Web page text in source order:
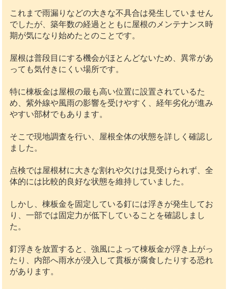
これまで雨漏りなどの大きな不具合は発生していません
でしたが、築年数の経過とともに屋根のメンテナンス時
期が気になり始めたとのことです。
屋根は普段目にする機会がほとんどないため、異常があ
っても気付きにくい場所です。
特に棟板金は屋根の最も高い位置に設置されているた
め、紫外線や風雨の影響を受けやすく、経年劣化が進み
やすい部材でもあります。
そこで現地調査を行い、屋根全体の状態を詳しく確認し
ました。
点検では屋根材に大きな割れや欠けは見受けられず、全
体的には比較的良好な状態を維持していました。
しかし、棟板金を固定している釘には浮きが発生してお
り、一部では固定力が低下していることを確認しまし
た。
釘浮きを放置すると、強風によって棟板金が浮き上がっ
たり、内部へ雨水が浸入して貫板が腐食したりする恐れ
があります。